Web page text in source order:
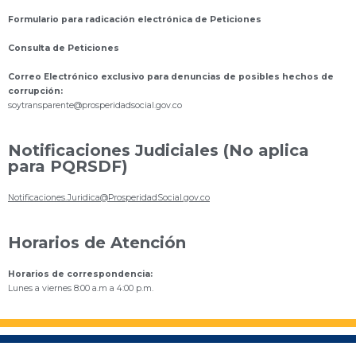
Formulario para radicación electrónica de Peticiones
Consulta de Peticiones
Correo Electrónico exclusivo para denuncias de posibles hechos de
corrupción:
soytransparente@prosperidadsocial.gov.co
Notificaciones Judiciales (No aplica
para PQRSDF)
Notificaciones.Juridica@ProsperidadSocial.gov.co
Horarios de Atención
Horarios de correspondencia:
Lunes a viernes 8:00 a.m a 4:00 p.m.